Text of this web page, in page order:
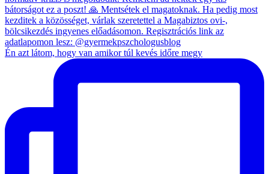
Én azt látom, hogy van amikor túl kevés időre megy